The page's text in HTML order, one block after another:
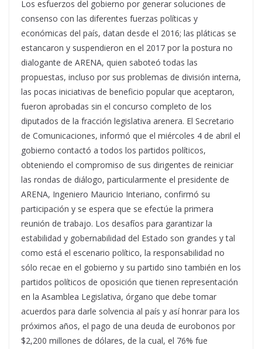
Los esfuerzos del gobierno por generar soluciones de
consenso con las diferentes fuerzas políticas y
económicas del país, datan desde el 2016; las pláticas se
estancaron y suspendieron en el 2017 por la postura no
dialogante de ARENA, quien saboteó todas las
propuestas, incluso por sus problemas de división interna,
las pocas iniciativas de beneficio popular que aceptaron,
fueron aprobadas sin el concurso completo de los
diputados de la fracción legislativa arenera. El Secretario
de Comunicaciones, informó que el miércoles 4 de abril el
gobierno contactó a todos los partidos políticos,
obteniendo el compromiso de sus dirigentes de reiniciar
las rondas de diálogo, particularmente el presidente de
ARENA, Ingeniero Mauricio Interiano, confirmó su
participación y se espera que se efectúe la primera
reunión de trabajo. Los desafíos para garantizar la
estabilidad y gobernabilidad del Estado son grandes y tal
como está el escenario político, la responsabilidad no
sólo recae en el gobierno y su partido sino también en los
partidos políticos de oposición que tienen representación
en la Asamblea Legislativa, órgano que debe tomar
acuerdos para darle solvencia al país y así honrar para los
próximos años, el pago de una deuda de eurobonos por
$2,200 millones de dólares, de la cual, el 76% fue